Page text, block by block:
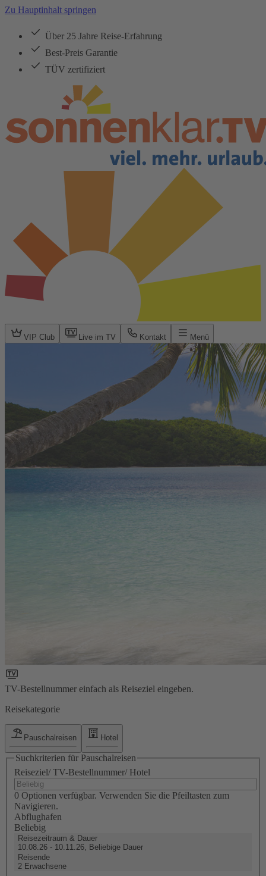
Zu Hauptinhalt springen
Über 25 Jahre Reise-Erfahrung
Best-Preis Garantie
TÜV zertifiziert
VIP Club Live im TV Kontakt Menü
TV-Bestellnummer einfach als Reiseziel eingeben.
Reisekategorie
Pauschalreisen Hotel
Suchkriterien für Pauschalreisen
Reiseziel/ TV-Bestellnummer/ Hotel
0 Optionen verfügbar. Verwenden Sie die Pfeiltasten zum
Navigieren.
Abflughafen
Beliebig
Reisezeitraum & Dauer
10.08.26 - 10.11.26, Beliebige Dauer
Reisende
2 Erwachsene